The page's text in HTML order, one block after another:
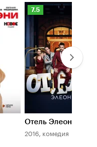
Рейтинг
Кинопоиска
7.5
Отель Элеон
2016, комедия